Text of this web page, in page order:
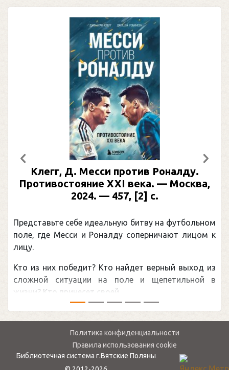
Клегг, Д. Месси против Роналду.
Противостояние XXI века. — Москва,
2024. — 457, [2] с.
Представьте себе идеальную битву на футбольном
поле, где Месси и Роналду соперничают лицом к
лицу.
Кто из них победит? Кто найдет верный выход из
сложной ситуации на поле и щепетильной в
жизни? Кто принесет своей ...
Предыдущий
Политика конфиденциальности
Правила использования cookie
Библиотечная система г.Вятские Поляны